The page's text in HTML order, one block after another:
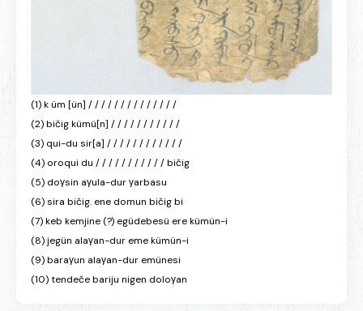
(1) k üm [ün] / / / / / / / / / / / / / /
(2) bičig kümü[n] / / / / / / / / / / /
(3) qui-du sir[a] / / / / / / / / / / / /
(4) oroqui du / / / / / / / / / / / bičig
(5) doγsin aγula-dur γarbasu
(6) sira bičig. ene domun bičig bi
(7) keb kemjine (?) egüdebesü ere kümün-i
(8) jegün alaγan-dur eme kümün-i
(9) baraγun alaγan-dur emünesi
(10) tendeče bariju nigen doloγan